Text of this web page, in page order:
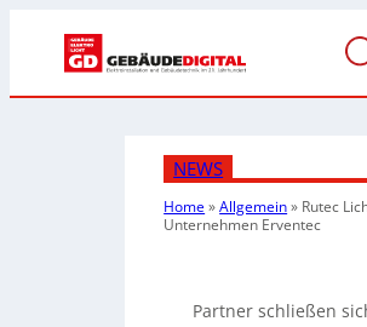
NEWS
Home»Allgemein» Rutec
Unternehmen Erventec
Partner schließen